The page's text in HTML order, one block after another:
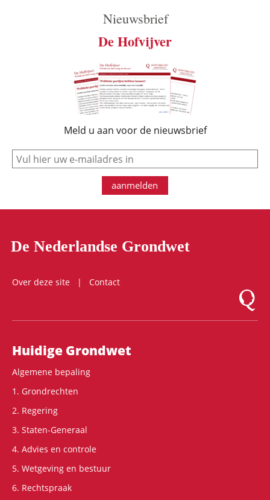
Nieuwsbrief
De Hofvijver
Meld u aan voor de nieuwsbrief
e-mail
aanmelden
De Nederlandse Grondwet
Over deze site
Contact
Logo
Hoofdnavigatie
Huidige Grondwet
Algemene bepaling
1. Grondrechten
2. Regering
3. Staten-Generaal
4. Advies en controle
5. Wetgeving en bestuur
6. Rechtspraak